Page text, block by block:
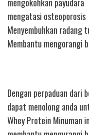
mengokohkan payudara
mengatasi osteoporosis
Menyembuhkan radang
Membantu mengorangi
Dengan perpaduan dari
dapat menolong anda
Whey Protein Minuman